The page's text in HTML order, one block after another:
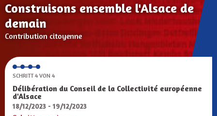
Construisons ensemble l'Alsace de
demain
Contribution citoyenne
SCHRITT 4 VON 4
Délibération du Conseil de la Collectivité européenne
d'Alsace
18/12/2023 - 19/12/2023